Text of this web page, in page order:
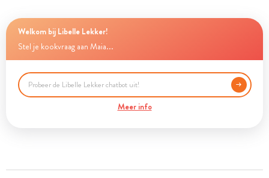
Welkom bij Libelle Lekker!
Stel je kookvraag aan Maia...
Meer info